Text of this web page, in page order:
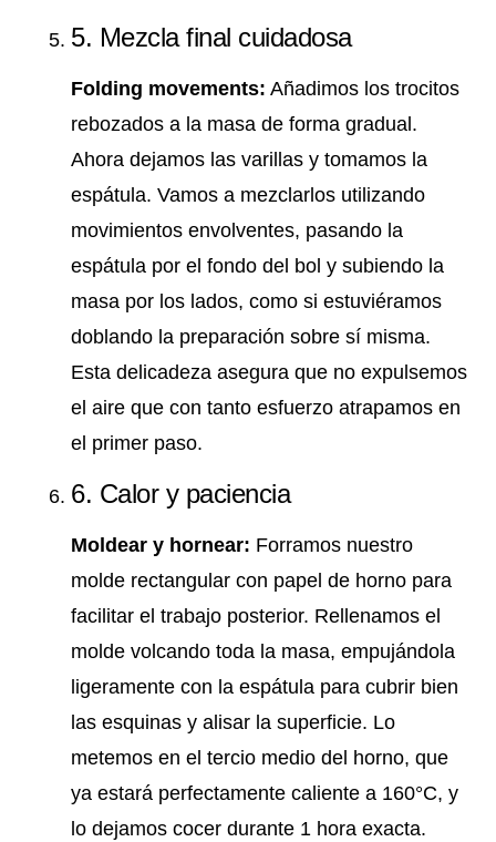
5. Mezcla final cuidadosa
Folding movements: Añadimos los trocitos
rebozados a la masa de forma gradual.
Ahora dejamos las varillas y tomamos la
espátula. Vamos a mezclarlos utilizando
movimientos envolventes, pasando la
espátula por el fondo del bol y subiendo la
masa por los lados, como si estuviéramos
doblando la preparación sobre sí misma.
Esta delicadeza asegura que no expulsemos
el aire que con tanto esfuerzo atrapamos en
el primer paso.
6. Calor y paciencia
Moldear y hornear: Forramos nuestro
molde rectangular con papel de horno para
facilitar el trabajo posterior. Rellenamos el
molde volcando toda la masa, empujándola
ligeramente con la espátula para cubrir bien
las esquinas y alisar la superficie. Lo
metemos en el tercio medio del horno, que
ya estará perfectamente caliente a 160°C, y
lo dejamos cocer durante 1 hora exacta.